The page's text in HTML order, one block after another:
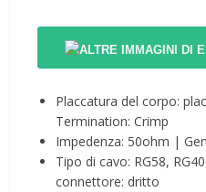
Placcatura del corpo:
Termination: Crimp
Impedenza: 50ohm |
Tipo di cavo: RG58,
connettore: dritto